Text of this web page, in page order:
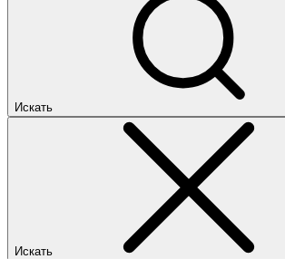
Искать
Искать